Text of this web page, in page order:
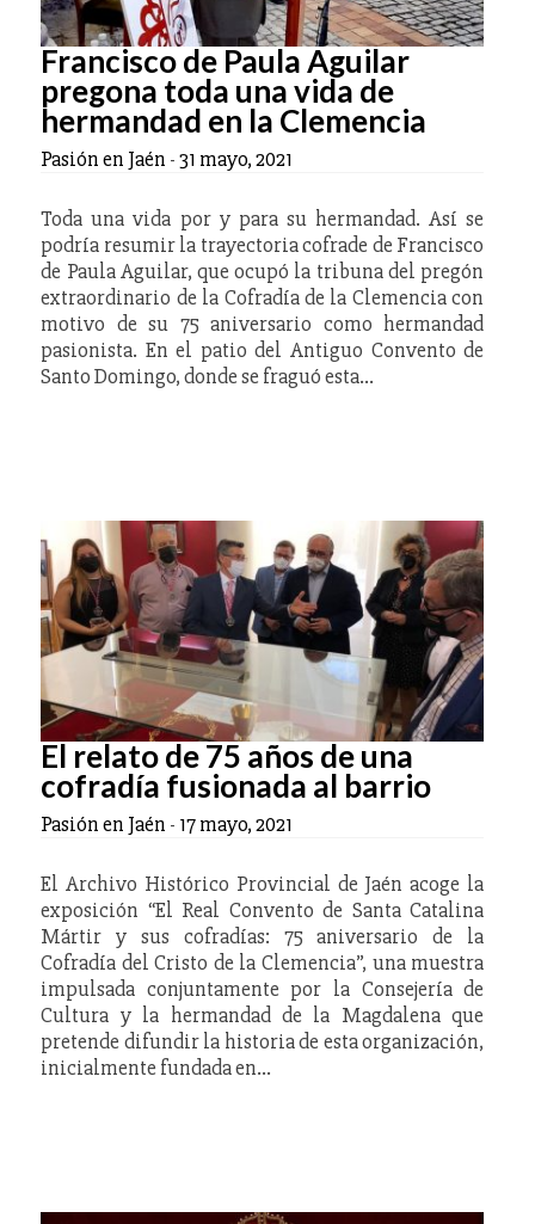
Francisco de Paula Aguilar
pregona toda una vida de
hermandad en la Clemencia
Pasión en Jaén -31 mayo, 2021
Toda una vida por y para su hermandad. Así se
podría resumir la trayectoria cofrade de Francisco
de Paula Aguilar, que ocupó la tribuna del pregón
extraordinario de la Cofradía de la Clemencia con
motivo de su 75 aniversario como hermandad
pasionista. En el patio del Antiguo Convento de
Santo Domingo, donde se fraguó esta…
El relato de 75 años de una
cofradía fusionada al barrio
Pasión en Jaén - 17 mayo, 2021
El Archivo Histórico Provincial de Jaén acoge la
exposición “El Real Convento de Santa Catalina
Mártir y sus cofradías: 75 aniversario de la
Cofradía del Cristo de la Clemencia”, una muestra
impulsada conjuntamente por la Consejería de
Cultura y la hermandad de la Magdalena que
pretende difundir la historia de esta organización,
inicialmente fundada en…